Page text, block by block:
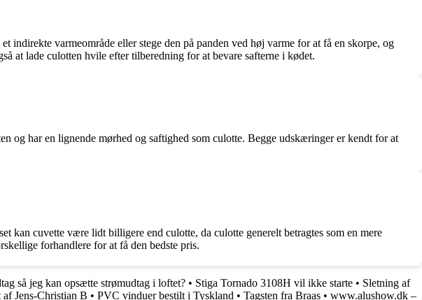
varmeområde eller stege den på panden ved høj varme for at få en skorpe, og
at lade culotten hvile efter tilberedning for at bevare safterne i kødet.
og har en lignende mørhed og saftighed som culotte. Begge udskæringer er kendt for at
kan cuvette være lidt billigere end culotte, da culotte generelt betragtes som en mere
forhandlere for at få den bedste pris.
så jeg kan opsætte strømudtag i loftet? • Stiga Tornado 3108H vil ikke starte • Sletning af
Jens-Christian B • PVC vinduer bestilt i Tyskland • Tagsten fra Braas • www.alushow.dk –